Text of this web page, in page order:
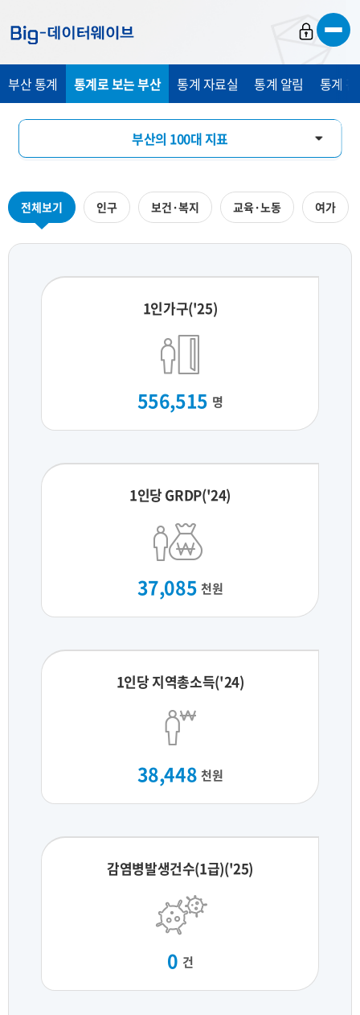
가
가
가
부산 통계 통계로 보는 부산 통계 자료실 통계 알림 통계
부산의 100대 지표
지역통계 시각화
전체보기 인구 보건·복지 교육·노동 여가
1인가구('25)
556,515 명
1인당 GRDP('24)
37,085 천원
1인당 지역총소득('24)
38,448 천원
감염병발생건수(1급)('25)
0 건